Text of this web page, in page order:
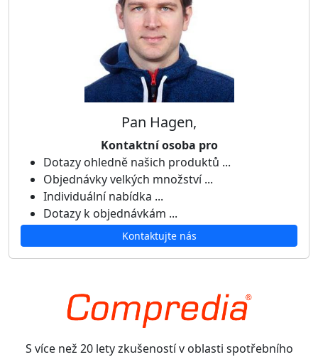
Pan Hagen,
Kontaktní osoba pro
Dotazy ohledně našich produktů ...
Objednávky velkých množství ...
Individuální nabídka ...
Dotazy k objednávkám ...
Kontaktujte nás
S více než 20 lety zkušeností v oblasti spotřebního